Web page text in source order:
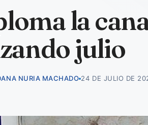
la
julio
NURIA MACHADO 24 DE JULIO DE